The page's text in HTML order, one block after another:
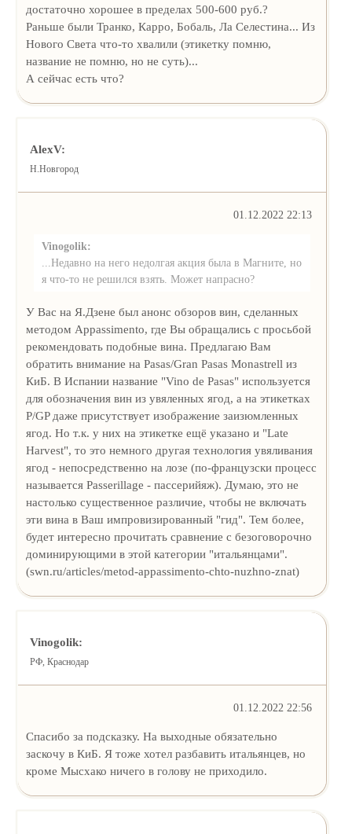
достаточно хорошее в пределах 500-600 руб.?
Раньше были Транко, Карро, Бобаль, Ла Селестина... Из
Нового Света что-то хвалили (этикетку помню,
название не помню, но не суть)...
А сейчас есть что?
AlexV:
Н.Новгород
01.12.2022 22:13
Vinogolik:
...Недавно на него недолгая акция была в Магните, но
я что-то не решился взять. Может напрасно?
У Вас на Я.Дзене был анонс обзоров вин, сделанных
методом Appassimento, где Вы обращались с просьбой
рекомендовать подобные вина. Предлагаю Вам
обратить внимание на Pasas/Gran Pasas Monastrell из
КиБ. В Испании название "Vino de Pasas" используется
для обозначения вин из увяленных ягод, а на этикетках
P/GP даже присутствует изображение заизюмленных
ягод. Но т.к. у них на этикетке ещё указано и "Late
Harvest", то это немного другая технология увяливания
ягод - непосредственно на лозе (по-французски процесс
называется Passerillage - пасcерийяж). Думаю, это не
настолько существенное различие, чтобы не включать
эти вина в Ваш импровизированный "гид". Тем более,
будет интересно прочитать сравнение с безоговорочно
доминирующими в этой категории "итальянцами".
(swn.ru/articles/metod-appassimento-chto-nuzhno-znat)
Vinogolik:
РФ, Краснодар
01.12.2022 22:56
Спасибо за подсказку. На выходные обязательно
заскочу в КиБ. Я тоже хотел разбавить итальянцев, но
кроме Мысхако ничего в голову не приходило.